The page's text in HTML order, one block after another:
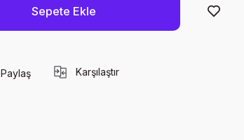
Sepete Ekle
Paylaş Karşılaştır